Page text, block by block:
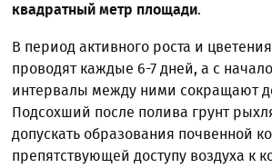
квадратный метр площади.
В период активного роста и
проводят каждые 6-7 дней, а с
интервалы между ними сокращают
Подсохший после полива грунт
допускать образования почвенной
препятствующей доступу воздуха к